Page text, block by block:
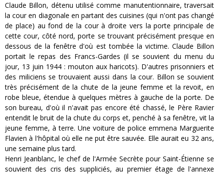
Claude Billon, détenu utilisé comme manutentionnaire, traversait
la cour en diagonale en partant des cuisines (qui n'ont pas changé
de place) au fond de la cour à droite vers la porte principale de
cette cour, côté nord, porte se trouvant précisément presque en
dessous de la fenêtre d'où est tombée la victime. Claude Billon
portait le repas des Francs-Gardes (il se souvient du menu du
jour, 13 juin 1944 : mouton aux haricots). D'autres prisonniers et
des miliciens se trouvaient aussi dans la cour. Billon se souvient
très précisément de la chute de la jeune femme et la revoit, en
robe bleue, étendue à quelques mètres à gauche de la porte. De
son bureau, d'où il n'avait pas encore été chassé, le Père Ravier
entendit le bruit de la chute du corps et, penché à sa fenêtre, vit la
jeune femme, à terre. Une voiture de police emmena Marguerite
Flavien à l'hôpital où elle ne put être sauvée. Elle aurait eu 32 ans,
une semaine plus tard.
Henri Jeanblanc, le chef de l'Armée Secrète pour Saint-Étienne se
souvient des cris des suppliciés, au premier étage de l'annexe